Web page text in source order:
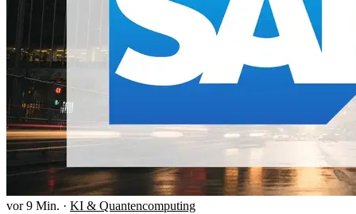
vor 9 Min. · KI & Quantencomputing